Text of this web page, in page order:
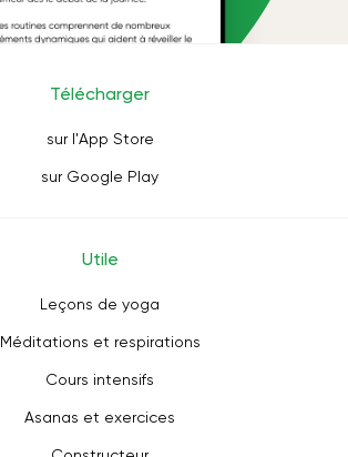
Télécharger
sur l'App Store
sur Google Play
Utile
Leçons de yoga
Méditations et respirations
Cours intensifs
Asanas et exercices